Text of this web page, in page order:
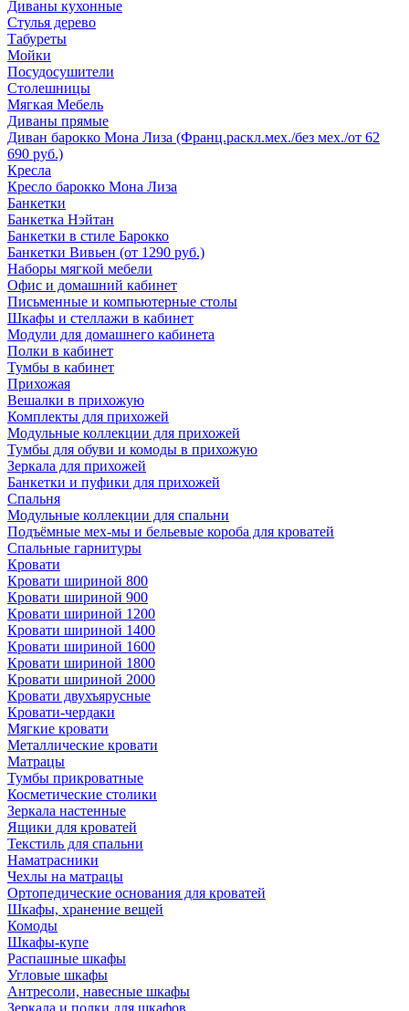
Диваны кухонные
Стулья дерево
Табуреты
Мойки
Посудосушители
Столешницы
Мягкая Мебель
Диваны прямые
Диван барокко Мона Лиза (Франц.раскл.мех./без мех./от 62
690 руб.)
Кресла
Кресло барокко Мона Лиза
Банкетки
Банкетка Нэйтан
Банкетки в стиле Барокко
Банкетки Вивьен (от 1290 руб.)
Наборы мягкой мебели
Офис и домашний кабинет
Письменные и компьютерные столы
Шкафы и стеллажи в кабинет
Модули для домашнего кабинета
Полки в кабинет
Тумбы в кабинет
Прихожая
Вешалки в прихожую
Комплекты для прихожей
Модульные коллекции для прихожей
Тумбы для обуви и комоды в прихожую
Зеркала для прихожей
Банкетки и пуфики для прихожей
Спальня
Модульные коллекции для спальни
Подъёмные мех-мы и бельевые короба для кроватей
Спальные гарнитуры
Кровати
Кровати шириной 800
Кровати шириной 900
Кровати шириной 1200
Кровати шириной 1400
Кровати шириной 1600
Кровати шириной 1800
Кровати шириной 2000
Кровати двухъярусные
Кровати-чердаки
Мягкие кровати
Металлические кровати
Матрацы
Тумбы прикроватные
Косметические столики
Зеркала настенные
Ящики для кроватей
Текстиль для спальни
Наматрасники
Чехлы на матрацы
Ортопедические основания для кроватей
Шкафы, хранение вещей
Комоды
Шкафы-купе
Распашные шкафы
Угловые шкафы
Антресоли, навесные шкафы
Зеркала и полки для шкафов